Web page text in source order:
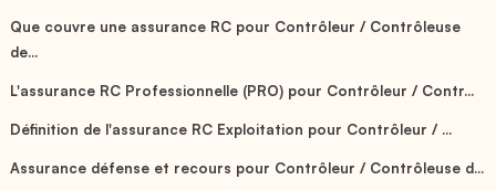
Que couvre une assurance RC pour Contrôleur / Contrôleuse
de...
L'assurance RC Professionnelle (PRO) pour Contrôleur / Contr...
Définition de l'assurance RC Exploitation pour Contrôleur / ...
Assurance défense et recours pour Contrôleur / Contrôleuse d...